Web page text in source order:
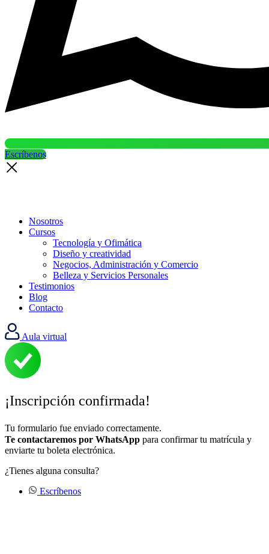
Escríbenos
Nosotros
Cursos
Tecnología y Ofimática
Diseño y creatividad
Negocios, Administración y Comercio
Belleza y Servicios Personales
Testimonios
Blog
Contacto
Aula virtual
¡Inscripción confirmada!
Tu formulario fue enviado correctamente.
Te contactaremos por WhatsApp para confirmar tu matrícula y
enviarte tu boleta electrónica.
¿Tienes alguna consulta?
Escríbenos